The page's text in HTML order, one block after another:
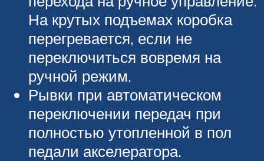
На крутых подъемах коробка
перегревается, если не
переключиться вовремя на
ручной режим.
Рывки при автоматическом
переключении передач при
полностью утопленной в пол
педали акселератора.